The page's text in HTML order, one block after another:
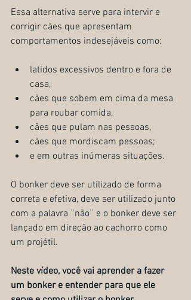
Essa alternativa serve para intervir e
corrigir cães que apresentam
comportamentos indesejáveis como:
latidos excessivos dentro e fora de
casa,
cães que sobem em cima da mesa
para roubar comida,
cães que pulam nas pessoas,
cães que mordiscam pessoas;
e em outras inúmeras situações.
O bonker deve ser utilizado de forma
correta e efetiva, deve ser utilizado junto
com a palavra ¨não¨ e o bonker deve ser
lançado em direção ao cachorro como
um projétil.
Neste vídeo, você vai aprender a fazer
um bonker e entender para que ele